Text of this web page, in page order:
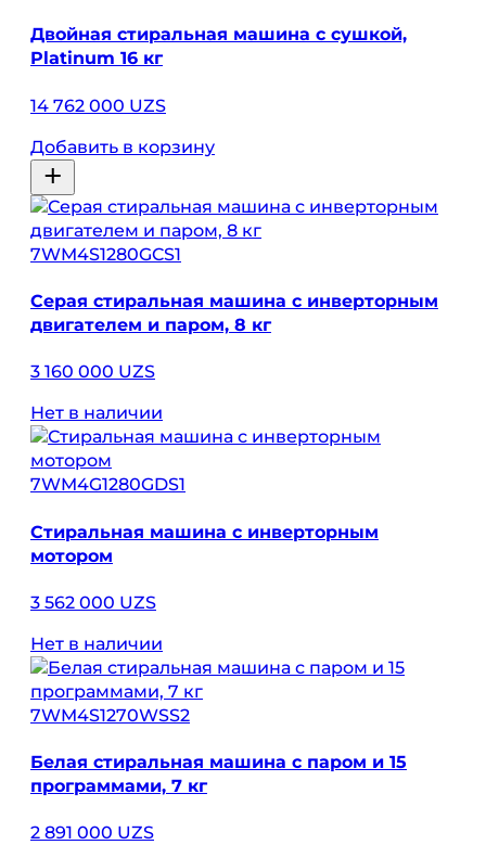
Двойная стиральная машина с сушкой,
Platinum 16 кг
14 762 000 UZS
Добавить в корзину
7WM4S1280GCS1
Серая стиральная машина с инверторным
двигателем и паром, 8 кг
3 160 000 UZS
Нет в наличии
7WM4G1280GDS1
Стиральная машина с инверторным
мотором
3 562 000 UZS
Нет в наличии
7WM4S1270WSS2
Белая стиральная машина с паром и 15
программами, 7 кг
2 891 000 UZS